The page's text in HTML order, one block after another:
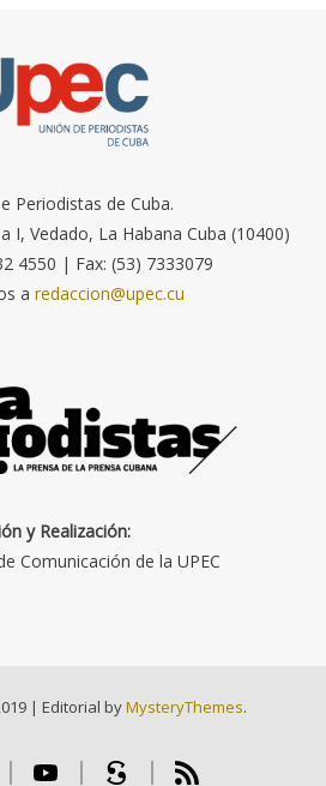
Periodistas de Cuba.
I, Vedado, La Habana Cuba (10400)
4550 | Fax: (53) 7333079
a redaccion@upec.cu
y Realización:
Comunicación de la UPEC
| Editorial byMysteryThemes.